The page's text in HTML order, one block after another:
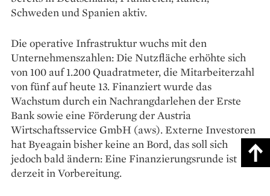
Schweden und Spanien aktiv.
Die operative Infrastruktur wuchs mit den
Unternehmenszahlen: Die Nutzfläche erhöhte sich
von 100 auf 1.200 Quadratmeter, die Mitarbeiterzahl
von fünf auf heute 13. Finanziert wurde das
Wachstum durch ein Nachrangdarlehen der Erste
Bank sowie eine Förderung der Austria
Wirtschaftsservice GmbH (aws). Externe Investoren
hat Byeagain bisher keine an Bord, das soll sich
jedoch bald ändern: Eine Finanzierungsrunde ist
derzeit in Vorbereitung.